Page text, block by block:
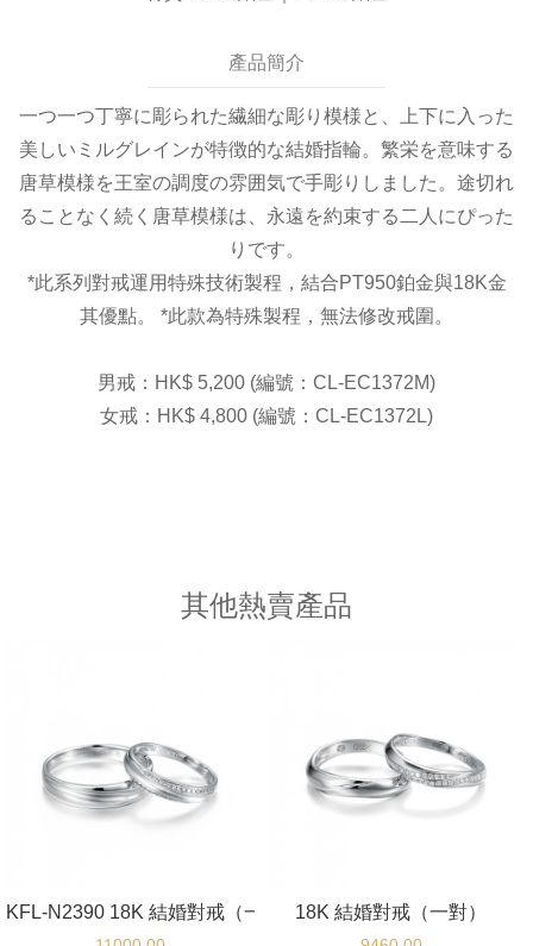
產品簡介
一つ一つ丁寧に彫られた繊細な彫り模様と、上下に入った
美しいミルグレインが特徴的な結婚指輪。繁栄を意味する
唐草模様を王室の調度の雰囲気で手彫りしました。途切れ
ることなく続く唐草模様は、永遠を約束する二人にぴった
りです。
*此系列對戒運用特殊技術製程，結合PT950鉑金與18K金
其優點。 *此款為特殊製程，無法修改戒圍。
男戒： HK$ 5,200 (編號：CL-EC1372M)
女戒： HK$ 4,800 (編號：CL-EC1372L)
其他熱賣產品
KFL-N2390 18K 結婚對戒（一對）18K 結婚對戒（一對）